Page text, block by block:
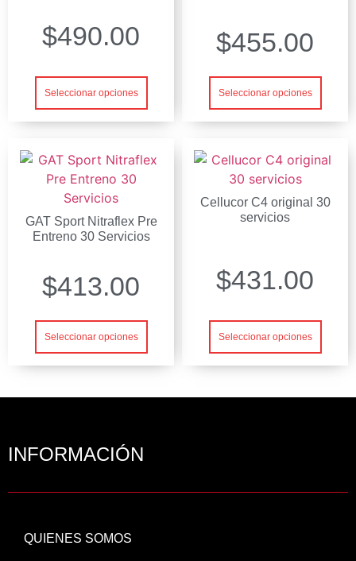
$490.00
Seleccionar opciones
$455.00
Seleccionar opciones
GAT Sport Nitraflex Pre
Entreno 30 Servicios
$413.00
Seleccionar opciones
Cellucor C4 original 30
servicios
$431.00
Seleccionar opciones
INFORMACIÓN
QUIENES SOMOS